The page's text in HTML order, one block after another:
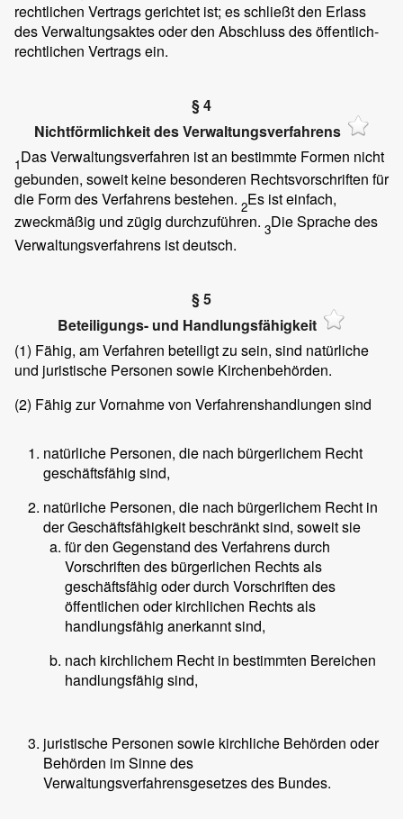
rechtlichen Vertrags gerichtet ist; es schließt den Erlass
des Verwaltungsaktes oder den Abschluss des öffentlich-
rechtlichen Vertrags ein.
§ 4
Nichtförmlichkeit des Verwaltungsverfahrens
1Das Verwaltungsverfahren ist an bestimmte Formen nicht
gebunden, soweit keine besonderen Rechtsvorschriften für
die Form des Verfahrens bestehen. 2Es ist einfach,
zweckmäßig und zügig durchzuführen. 3Die Sprache des
Verwaltungsverfahrens ist deutsch.
§ 5
Beteiligungs- und Handlungsfähigkeit
(1) Fähig, am Verfahren beteiligt zu sein, sind natürliche
und juristische Personen sowie Kirchenbehörden.
(2) Fähig zur Vornahme von Verfahrenshandlungen sind
natürliche Personen, die nach bürgerlichem Recht
geschäftsfähig sind,
natürliche Personen, die nach bürgerlichem Recht in
der Geschäftsfähigkeit beschränkt sind, soweit sie
für den Gegenstand des Verfahrens durch
Vorschriften des bürgerlichen Rechts als
geschäftsfähig oder durch Vorschriften des
öffentlichen oder kirchlichen Rechts als
handlungsfähig anerkannt sind,
nach kirchlichem Recht in bestimmten Bereichen
handlungsfähig sind,
juristische Personen sowie kirchliche Behörden oder
Behörden im Sinne des
Verwaltungsverfahrensgesetzes des Bundes.